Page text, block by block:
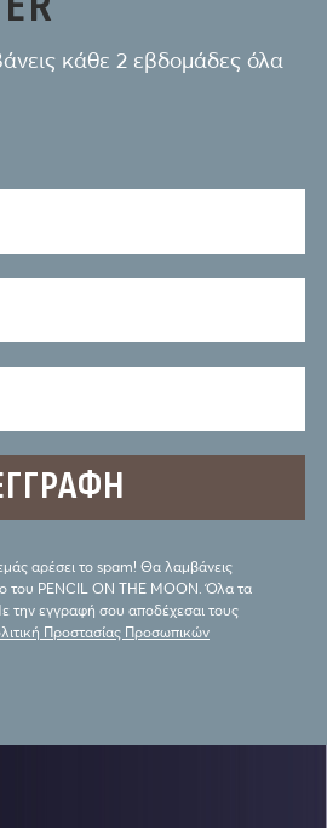
κάθε 2 εβδομάδες όλα
αρέσει το spam! Θα λαμβάνεις
του PENCIL ON THE MOON. Όλα τα
την εγγραφή σου αποδέχεσαι τους
Προστασίας Προσωπικών